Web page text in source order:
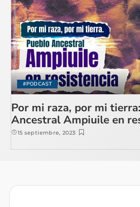
#PODCAST
Por mi raza, por mi
Ancestral Ampiuile en
15 septiembre, 2023